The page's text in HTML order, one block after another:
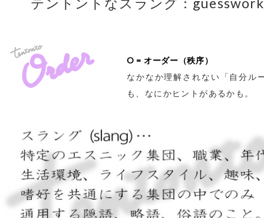
O = オーダー（秩序）
なかなか理解されない「自分ル
も、なにかヒントがあるかも。